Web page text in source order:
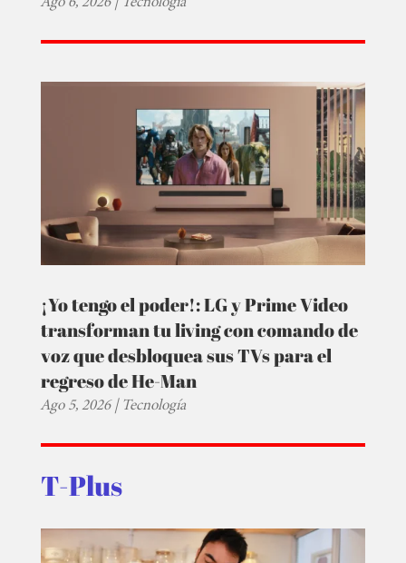
¡Yo tengo el poder!: LG y Prime Video
transforman tu living con comando de
voz que desbloquea sus TVs para el
regreso de He-Man
Ago 5, 2026|Tecnología
T-Plus